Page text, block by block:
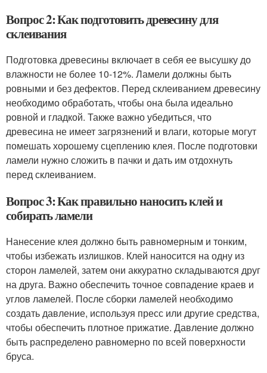
Вопрос 2: Как подготовить древесину для
склеивания
Подготовка древесины включает в себя ее высушку до
влажности не более 10-12%. Ламели должны быть
ровными и без дефектов. Перед склеиванием древесину
необходимо обработать, чтобы она была идеально
ровной и гладкой. Также важно убедиться, что
древесина не имеет загрязнений и влаги, которые могут
помешать хорошему сцеплению клея. После подготовки
ламели нужно сложить в пачки и дать им отдохнуть
перед склеиванием.
Вопрос 3: Как правильно наносить клей и
собирать ламели
Нанесение клея должно быть равномерным и тонким,
чтобы избежать излишков. Клей наносится на одну из
сторон ламелей, затем они аккуратно складываются друг
на друга. Важно обеспечить точное совпадение краев и
углов ламелей. После сборки ламелей необходимо
создать давление, используя пресс или другие средства,
чтобы обеспечить плотное прижатие. Давление должно
быть распределено равномерно по всей поверхности
бруса.